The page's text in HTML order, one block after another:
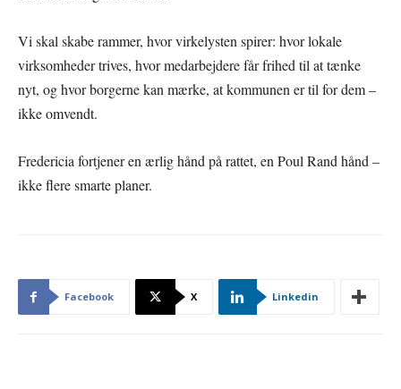
Vi skal skabe rammer, hvor virkelysten spirer: hvor lokale
virksomheder trives, hvor medarbejdere får frihed til at tænke
nyt, og hvor borgerne kan mærke, at kommunen er til for dem –
ikke omvendt.
Fredericia fortjener en ærlig hånd på rattet, en Poul Rand hånd –
ikke flere smarte planer.
Facebook X Linkedin